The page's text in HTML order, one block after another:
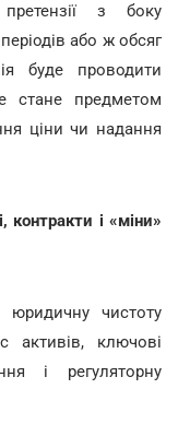
з боку
або ж обсяг
буде проводити
стане предметом
ціни чи надання
і «міни»
юридичну чистоту
активів, ключові
і регуляторну